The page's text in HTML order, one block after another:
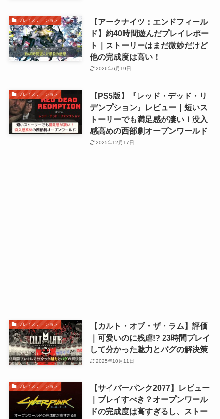
プレイステーション
【アークナイツ：エンドフィール
ド】約40時間遊んだプレイレポー
ト｜ストーリーはまだ微妙だけど
他の完成度は高い！
2026年6月19日
プレイステーション
【PS5版】『レッド・デッド・リ
デンプション』レビュー｜短いス
トーリーでも満足感が凄い！没入
感高めの西部劇オープンワールド
2025年12月17日
プレイステーション
【カルト・オブ・ザ・ラム】評価
｜可愛いのに残虐!? 23時間プレイ
して分かった魅力とバグの解決策
2025年10月11日
プレイステーション
【サイバーパンク2077】レビュー
｜プレイすべき？オープンワール
ドの完成度は高すぎるし、ストー